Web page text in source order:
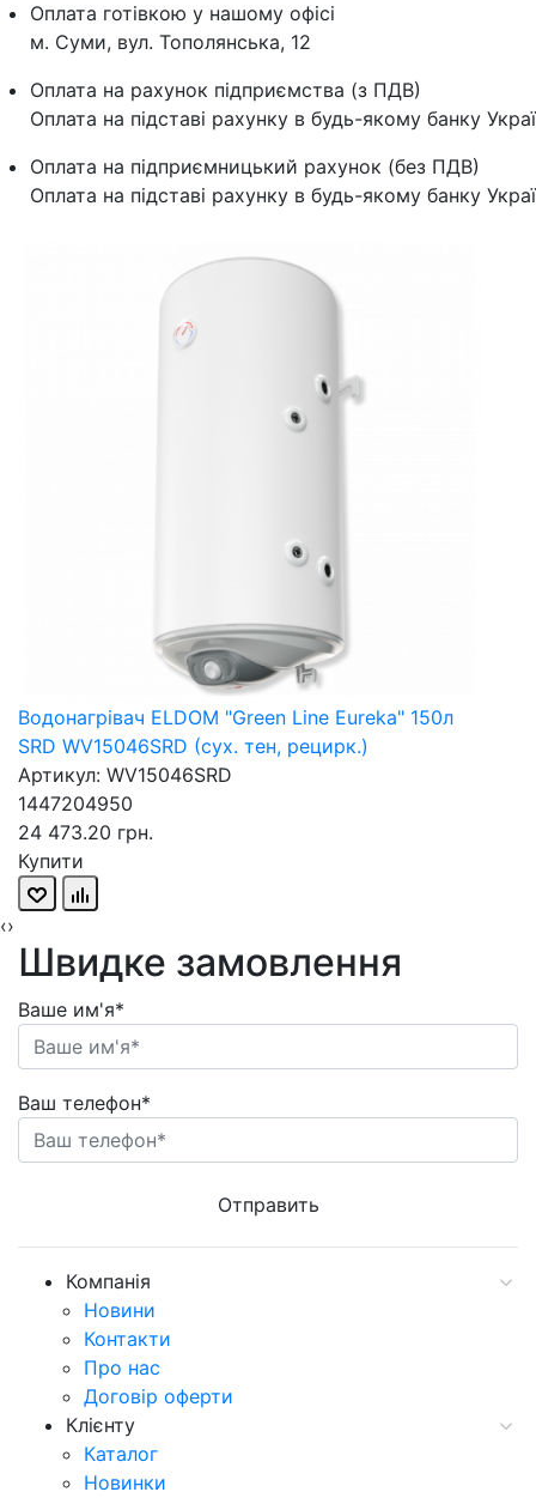
Оплата готівкою у нашому офісі
м. Суми, вул. Тополянська, 12
Оплата на рахунок підприємства (з ПДВ)
Оплата на підставі рахунку в будь-якому банку
Оплата на підприємницький рахунок (без ПДВ)
Оплата на підставі рахунку в будь-якому банку
Водонагрівач ELDOM "Green Line Eureka" 150л
SRD WV15046SRD (сух. тен, рецирк.)
Артикул: WV15046SRD
1447204950
24 473.20 грн.
Купити
‹›
Швидке замовлення
Ваше им'я*
Ваш телефон*
Компанія
Новини
Контакти
Про нас
Договір оферти
Клієнту
Каталог
Новинки